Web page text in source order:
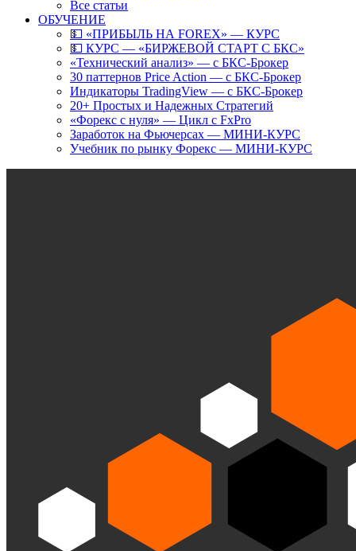
Все статьи
ОБУЧЕНИЕ
💵 «ПРИБЫЛЬ НА FOREX» — КУРС
💵 КУРС — «БИРЖЕВОЙ СТАРТ С БКС»
«Технический анализ» — с БКС-Брокер
30 паттернов Price Action — с БКС-Брокер
Индикаторы TradingView — с БКС-Брокер
20+ Простых и Надежных Стратегий
«Форекс с нуля» — Цикл с FxPro
Заработок на Фьючерсах — МИНИ-КУРС
Учебник по рынку Форекс — МИНИ-КУРС